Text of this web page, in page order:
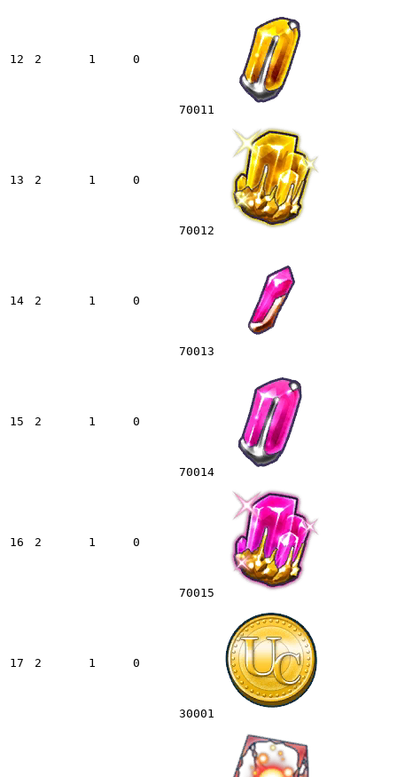
12 2 1 0
70011
13 2 1 0
70012
14 2 1 0
70013
15 2 1 0
70014
16 2 1 0
70015
17 2 1 0
30001